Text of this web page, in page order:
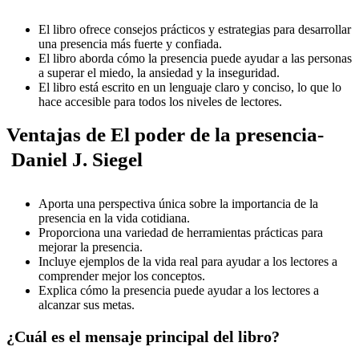
El libro ofrece consejos prácticos y estrategias para desarrollar
una presencia más fuerte y confiada.
El libro aborda cómo la presencia puede ayudar a las personas
a superar el miedo, la ansiedad y la inseguridad.
El libro está escrito en un lenguaje claro y conciso, lo que lo
hace accesible para todos los niveles de lectores.
Ventajas de El poder de la presencia-
Daniel J. Siegel
Aporta una perspectiva única sobre la importancia de la
presencia en la vida cotidiana.
Proporciona una variedad de herramientas prácticas para
mejorar la presencia.
Incluye ejemplos de la vida real para ayudar a los lectores a
comprender mejor los conceptos.
Explica cómo la presencia puede ayudar a los lectores a
alcanzar sus metas.
¿Cuál es el mensaje principal del libro?